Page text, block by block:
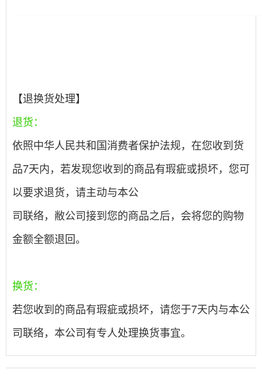
【退换货处理】
退货：
依照中华人民共和国消费者保护法规，在您收到货
品7天内，若发现您收到的商品有瑕疵或损坏，您可
以要求退货，请主动与本公
司联络，敝公司接到您的商品之后，会将您的购物
金额全额退回。
换货：
若您收到的商品有瑕疵或损坏，请您于7天内与本公
司联络，本公司有专人处理换货事宜。